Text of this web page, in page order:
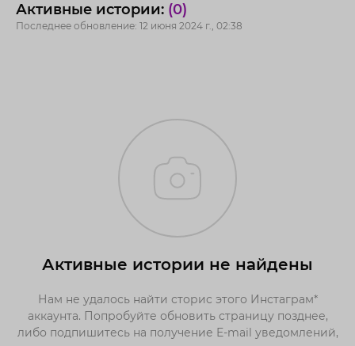
Активные истории: (0)
Последнее обновление: 12 июня 2024 г., 02:38
Активные истории не найдены
Нам не удалось найти сторис этого Инстаграм*
аккаунта. Попробуйте обновить страницу позднее,
либо подпишитесь на получение E-mail уведомлений,